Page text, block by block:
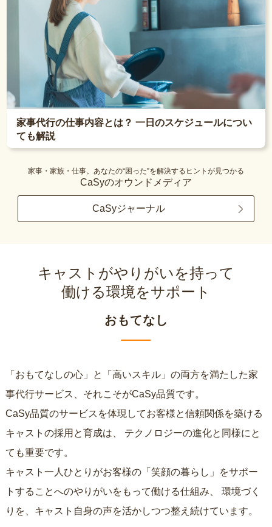
家事代行の仕事内容とは？ 一日のスケジュールについ
ても解説
家事・家族・仕事。あなたの“困った”を解決するヒントが見つかる
CaSyのオウンドメディア
CaSyジャーナル
キャストがやりがいを持って
働ける環境をサポート
おもてなし
「おもてなしの心」と「高いスキル」の両方を満たした家
事代行サービス、それこそがCaSy品質です。
CaSy品質のサービスを体現してお客様と信頼関係を築ける
キャストの採用と育成は、
ても重要です。
キャスト一人ひとりがお客様の「笑顔の暮らし」をサポー
トすることへのやりがいをもって働ける仕組み、
りを、キャスト自身の声を活かしつつ整え続けています。